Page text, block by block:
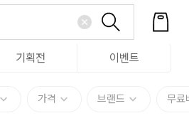
기획전 이벤트
가격 브랜드 무료